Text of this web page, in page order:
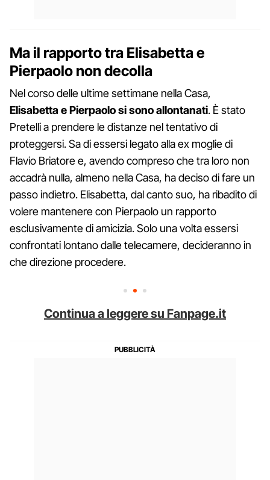
Ma il rapporto tra Elisabetta e
Pierpaolo non decolla
Nel corso delle ultime settimane nella Casa,
Elisabetta e Pierpaolo si sono allontanati. È stato
Pretelli a prendere le distanze nel tentativo di
proteggersi. Sa di essersi legato alla ex moglie di
Flavio Briatore e, avendo compreso che tra loro non
accadrà nulla, almeno nella Casa, ha deciso di fare un
passo indietro. Elisabetta, dal canto suo, ha ribadito di
volere mantenere con Pierpaolo un rapporto
esclusivamente di amicizia. Solo una volta essersi
confrontati lontano dalle telecamere, decideranno in
che direzione procedere.
Continua a leggere su Fanpage.it